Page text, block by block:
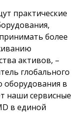
практические
более
активов, –
глобального
оборудования в
наши сервисные
в единой